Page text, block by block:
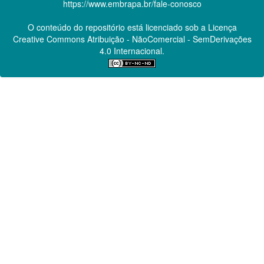
https://www.embrapa.br/fale-conosco
O conteúdo do repositório está licenciado sob a Licença
Creative CommonsAtribuição - NãoComercial - SemDerivações
4.0 Internacional.